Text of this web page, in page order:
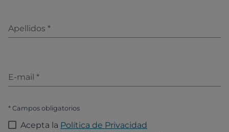
Apellidos *
E-mail *
* Campos obligatorios
Acepta la Política de Privacidad